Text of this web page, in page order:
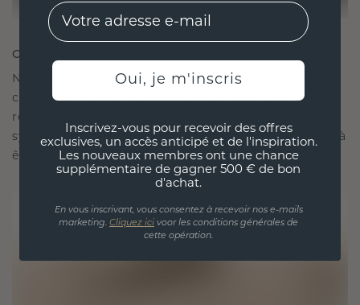
CRÉÉ POUR LA CONNEXION
Notre philosophie en matière de design est de
créer des liens, chaque pièce étant conçue pour
résister à l'épreuve du temps. Elle devient votre
symbole d'amour et de moments chéris, destinée à
être portée et chérie pour toujours.
EMail
Oui, je m'inscris
Inscrivez-vous pour recevoir des offres
exclusives, un accès anticipé et de l'inspiration.
Les nouveaux membres ont une chance
supplémentaire de gagner 500 € de bon
d'achat.
En vous inscrivant, vous consentez à recevoir nos e-mails
marketing. Cliquez ici voor les conditions générales de
cette opération.